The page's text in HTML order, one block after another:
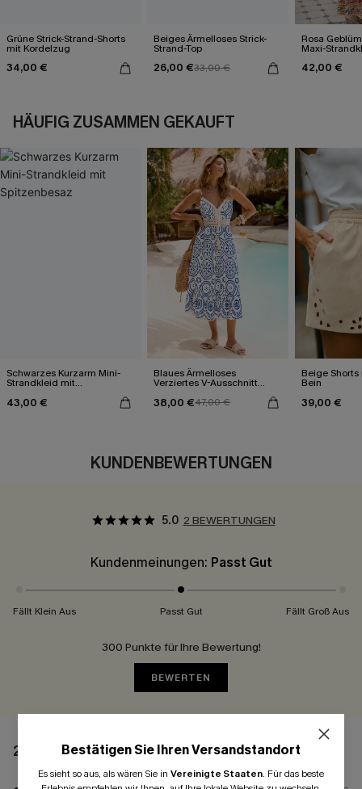
Grüne Strick-Strand-Shorts
mit Kordelzug
34,00 €
Beiges Ärmelloses Strick-
Strand-Top
26,00 €33,00 €
Rosa
Maxi-
42,00 €
HÄUFIG ZUSAMMEN GEKAUFT
Schwarzes Kurzarm Mini-
Strandkleid mit
43,00 €
Blaues Ärmelloses
Verziertes V-Ausschnitt
38,00 €47,00 €
Beige
Bein
39,00 €
KUNDENBEWERTUNGEN
5.0 2 BEWERTUNGEN
Kundenmeinungen: Passt Gut
Fällt Klein Aus Passt Gut Fällt Groß Aus
300 Punkte für Ihre Bewertung!
BEWERTEN
2 BEWERTUNGEN
Bestätigen Sie Ihren Versandstandort
Es sieht so aus, als wären Sie in Vereinigte Staaten. Für das beste